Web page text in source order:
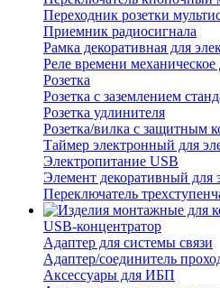
Переходник розетки
Приемник радиосигнала
Рамка декоративная для
Реле времени механическое
Розетка
Розетка с заземлением
Розетка удлинителя
Розетка/вилка с защитным
Таймер электронный для
Электропитание USB
Элемент декоративный для
Переключатель
USB-концентратор
Адаптер для системы связи
Адаптер/соединитель
Аксессуары для ИБП